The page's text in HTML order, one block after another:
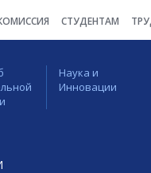
СТУДЕНТАМ
Наука и
Инновации